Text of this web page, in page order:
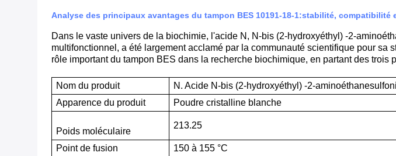
Analyse des principaux avantages du tampon BES 10191-18-1:stabilité, compatibilité
Dans le vaste univers de la biochimie, l'acide N, N-bis (2-hydroxyéthyl) -2-
multifonctionnel, a été largement acclamé par la communauté scientifique pour
rôle important du tampon BES dans la recherche biochimique, en partant des
Nom du produit N. Acide N-bis (2-hydroxyéthyl) -2-
Apparence du produit
Poudre cristalline blanche
Poids moléculaire
213.25
Point de fusion 150 à 155 °C